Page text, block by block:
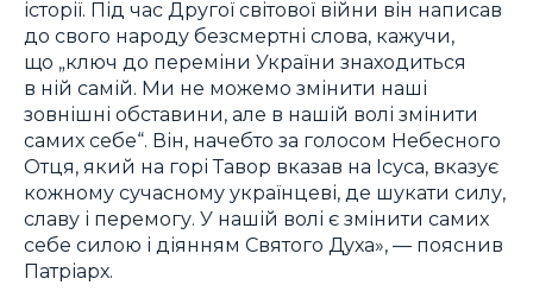
історії. Під час Другої світової війни він написав
до свого народу безсмертні слова, кажучи,
що „ключ до переміни України знаходиться
в ній самій. Ми не можемо змінити наші
зовнішні обставини, але в нашій волі змінити
самих себе“. Він, начебто за голосом Небесного
Отця, який на горі Тавор вказав на Ісуса, вказує
кожному сучасному українцеві, де шукати силу,
славу і перемогу. У нашій волі є змінити самих
себе силою і діянням Святого Духа», — пояснив
Патріарх.